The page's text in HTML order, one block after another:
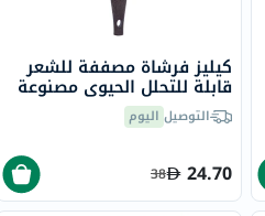
كيليز فرشاة مصففة للشعر
قابلة للتحلل الحيوي مصنوعة
من القهوة المطحونة
التوصيل اليوم
24.70
38